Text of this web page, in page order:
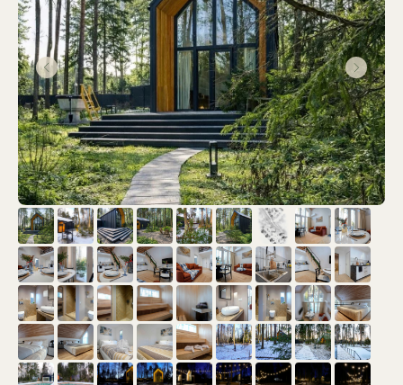
Зоны отдыха и сервиса
В Велком-центр
СПАСпа-центр
Б
Открытый бассейн
(5х11)
О Зона у костра
Пешеходный мост
Парковка 11 м/м
Видовые качели